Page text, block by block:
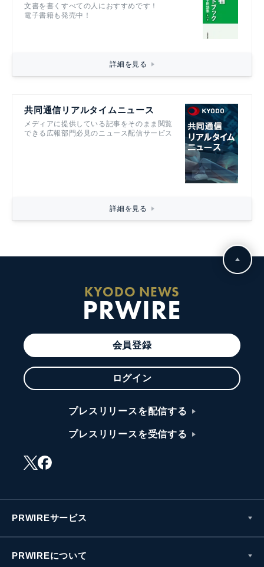
文書を書くすべての人におすすめです！
電子書籍も発売中！
詳細を見る
共同通信リアルタイムニュース
メディアに提供している記事をそのまま閲覧
できる広報部門必見のニュース配信サービス
詳細を見る
KYODO NEWS
PRWIRE
会員登録
ログイン
プレスリリースを配信する
プレスリリースを受信する
PRWIREサービス
PRWIREについて